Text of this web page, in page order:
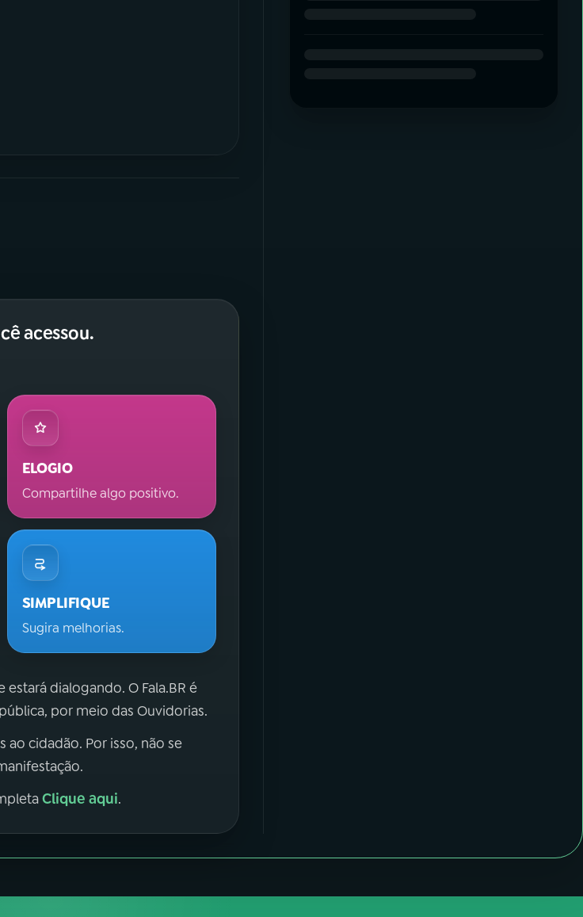
acessou.
ELOGIO
Compartilhe algo positivo.
SIMPLIFIQUE
Sugira melhorias.
estará dialogando. O Fala.BR é
por meio das Ouvidorias.
ao cidadão. Por isso, não se
Clique aqui.